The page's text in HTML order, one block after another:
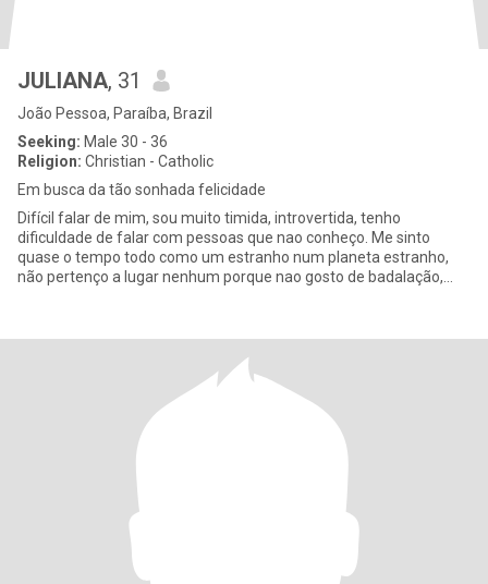
JULIANA, 31
João Pessoa, Paraíba, Brazil
Seeking: Male 30 - 36
Religion: Christian - Catholic
Em busca da tão sonhada felicidade
Difícil falar de mim, sou muito timida, introvertida, tenho
dificuldade de falar com pessoas que nao conheço. Me sinto
quase o tempo todo como um estranho num planeta estranho,
não pertenço a lugar nenhum porque nao gosto de badalação,